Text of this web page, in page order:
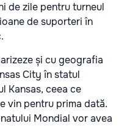
de zile pentru turneul
de suporteri în
și cu geografia
City în statul
Kansas, ceea ce
vin pentru prima dată.
Mondial vor avea